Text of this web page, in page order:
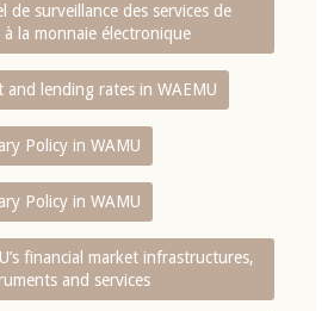
de surveillance des services de
à la monnaie électronique
and lending rates in WAEMU
Policy in WAMU
Policy in WAMU
financial market infrastructures,
and services